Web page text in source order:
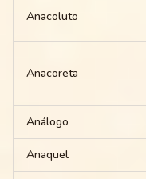
Anacoluto
Anacoreta
Análogo
Anaquel